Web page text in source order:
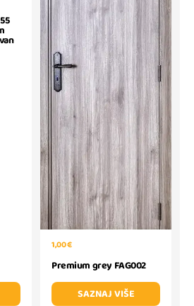
1,00 €
Premium grey FAG002
SAZNAJ VIŠE